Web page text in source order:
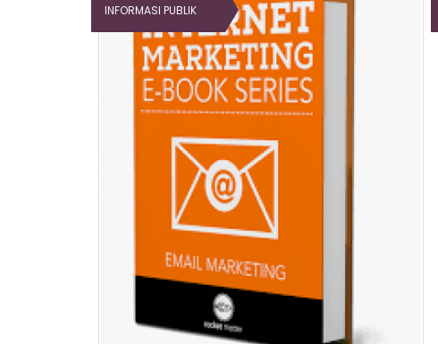
INFORMASI PUBLIK